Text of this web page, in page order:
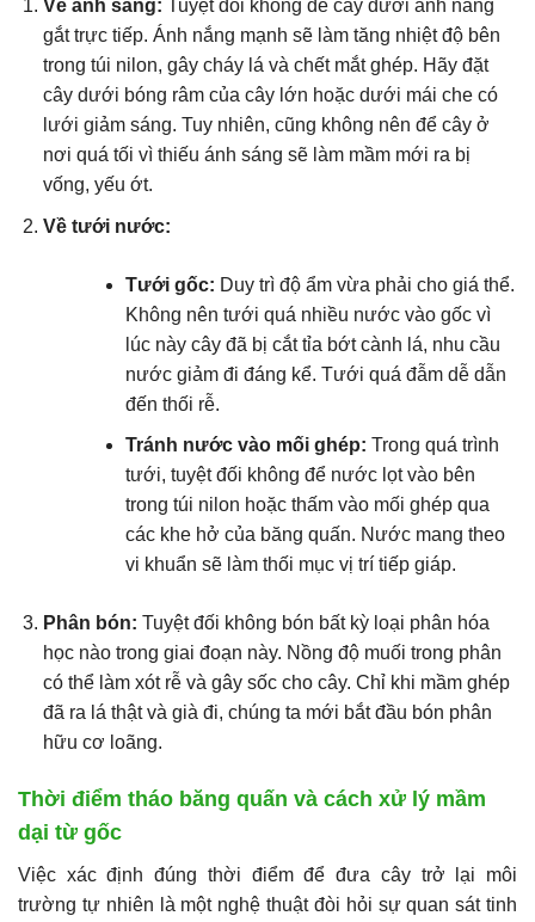
Về ánh sáng: Tuyệt đối không để cây dưới ánh nắng
gắt trực tiếp. Ánh nắng mạnh sẽ làm tăng nhiệt độ bên
trong túi nilon, gây cháy lá và chết mắt ghép. Hãy đặt
cây dưới bóng râm của cây lớn hoặc dưới mái che có
lưới giảm sáng. Tuy nhiên, cũng không nên để cây ở
nơi quá tối vì thiếu ánh sáng sẽ làm mầm mới ra bị
vống, yếu ớt.
Về tưới nước:
Tưới gốc: Duy trì độ ẩm vừa phải cho giá thể.
Không nên tưới quá nhiều nước vào gốc vì
lúc này cây đã bị cắt tỉa bớt cành lá, nhu cầu
nước giảm đi đáng kể. Tưới quá đẫm dễ dẫn
đến thối rễ.
Tránh nước vào mối ghép: Trong quá trình
tưới, tuyệt đối không để nước lọt vào bên
trong túi nilon hoặc thấm vào mối ghép qua
các khe hở của băng quấn. Nước mang theo
vi khuẩn sẽ làm thối mục vị trí tiếp giáp.
Phân bón: Tuyệt đối không bón bất kỳ loại phân hóa
học nào trong giai đoạn này. Nồng độ muối trong phân
có thể làm xót rễ và gây sốc cho cây. Chỉ khi mầm ghép
đã ra lá thật và già đi, chúng ta mới bắt đầu bón phân
hữu cơ loãng.
Thời điểm tháo băng quấn và cách xử lý mầm
dại từ gốc
Việc xác định đúng thời điểm để đưa cây trở lại môi
trường tự nhiên là một nghệ thuật đòi hỏi sự quan sát tinh